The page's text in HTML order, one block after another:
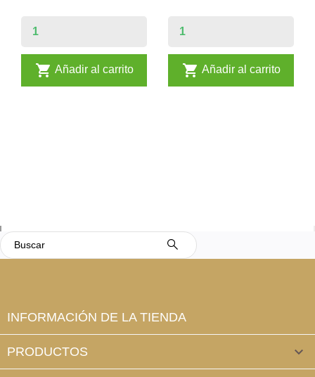
 Añadir al carrito  Añadir al carrito
INFORMACIÓN DE LA TIENDA
PRODUCTOS 